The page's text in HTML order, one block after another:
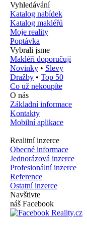
Vyhledávání
Katalog nabídek
Katalog makléřů
Moje reality
Poptávka
Vybrali jsme
Makléři doporučují
Novinky • Slevy
Dražby • Top 50
Co už nekoupíte
O nás
Základní informace
Kontakty
Mobilní aplikace
Realitní inzerce
Obecné informace
Jednorázová inzerce
Profesionální inzerce
Reference
Ostatní inzerce
Navštivte
náš Facebook